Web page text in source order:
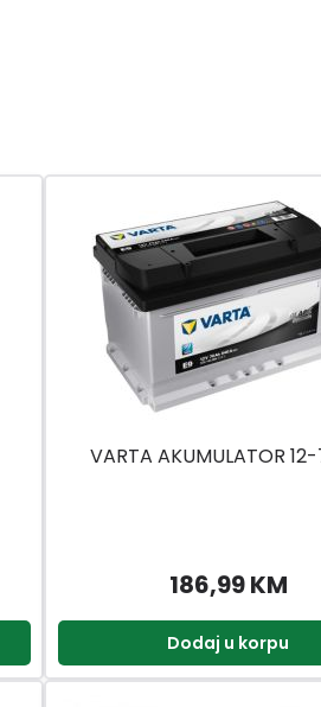
VARTA AKUMULATOR
186,99 KM
Dodaj u korpu